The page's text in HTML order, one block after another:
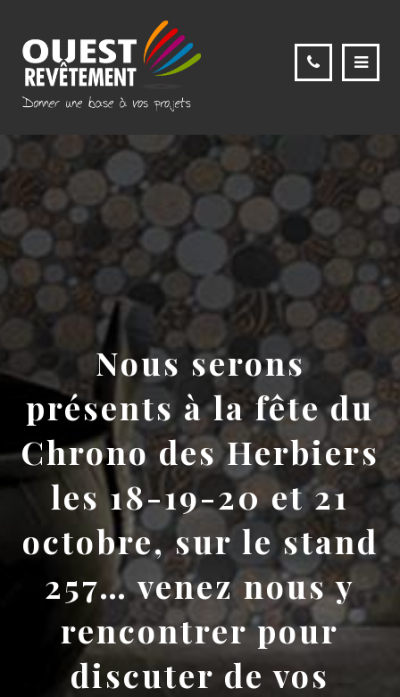
Nous serons
présents à la fête du
Chrono des Herbiers
les 18-19-20 et 21
octobre, sur le stand
257… venez nous y
rencontrer pour
discuter de vos